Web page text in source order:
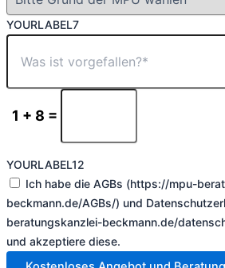
YOURLABEL7
1 + 8 =
YOURLABEL12
Ich habe die AGBs (https://mpu-
beckmann.de/AGBs/) und
beratungskanzlei-beckmann.de/
und akzeptiere diese.